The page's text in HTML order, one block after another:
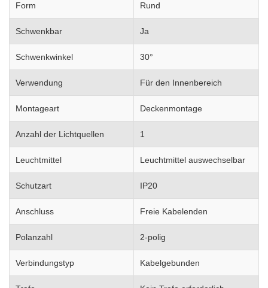
Form Rund
Schwenkbar Ja
Schwenkwinkel 30°
Verwendung Für den Innenbereich
Montageart Deckenmontage
Anzahl der Lichtquellen 1
Leuchtmittel Leuchtmittel auswechselbar
Schutzart IP20
Anschluss Freie Kabelenden
Polanzahl 2-polig
Verbindungstyp Kabelgebunden